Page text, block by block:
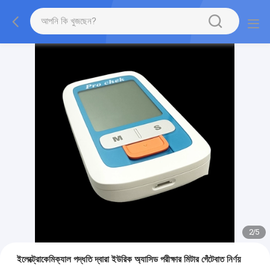
2/5
ইলেক্ট্রোকেমিক্যাল পদ্ধতি দ্বারা ইউরিক অ্যাসিড পরীক্ষার মিটার গেঁটেবাত নির্ণয়